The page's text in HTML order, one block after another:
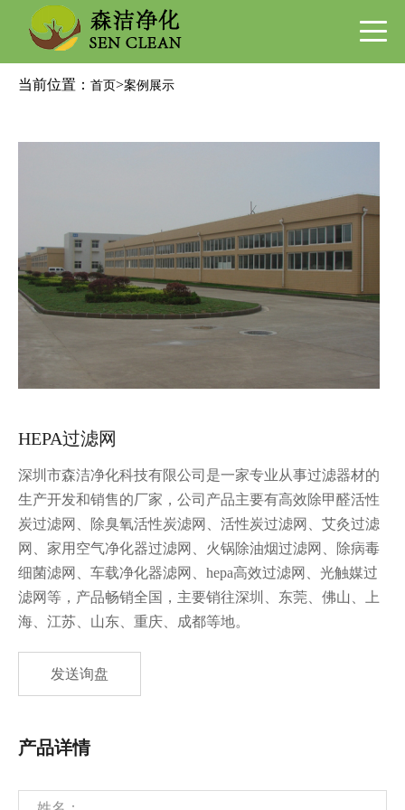
当前位置： 首页>案例展示
HEPA过滤网
深圳市森洁净化科技有限公司是一家专业从事过滤器材的
生产开发和销售的厂家，公司产品主要有高效除甲醛活性
炭过滤网、除臭氧活性炭滤网、活性炭过滤网、艾灸过滤
网、家用空气净化器过滤网、火锅除油烟过滤网、除病毒
细菌滤网、车载净化器滤网、hepa高效过滤网、光触媒过
滤网等，产品畅销全国，主要销往深圳、东莞、佛山、上
海、江苏、山东、重庆、成都等地。
发送询盘
产品详情